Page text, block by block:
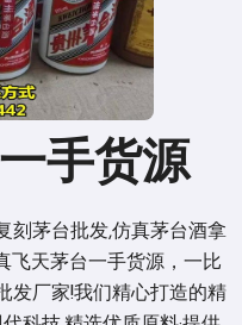
手货源
刻茅台批发,仿真茅台酒拿
飞天茅台一手货源，一比
发厂家!我们精心打造的精